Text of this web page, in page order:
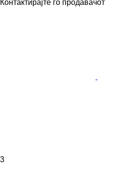
Контактирајте го продавачот
3